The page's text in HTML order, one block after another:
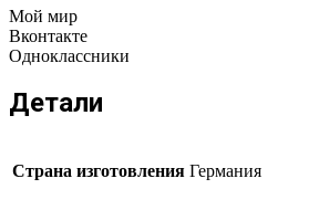
Мой мир
Вконтакте
Одноклассники
Детали
Страна изготовления Германия